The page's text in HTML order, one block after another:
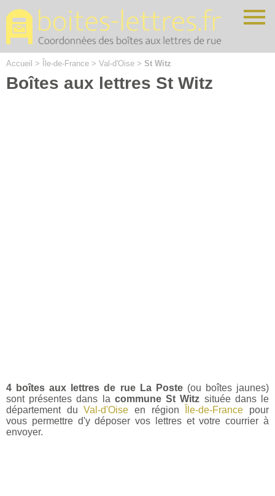
Accueil > Île-de-France > Val-d'Oise > St Witz
Boîtes aux lettres St Witz
4 boîtes aux lettres de rue La Poste(ou boîtes jaunes)
sont présentes dans la commune St Witz située dans le
département duVal-d'Oise en région Île-de-France pour
vous permettre d'y déposer vos lettres et votre courrier à
envoyer.